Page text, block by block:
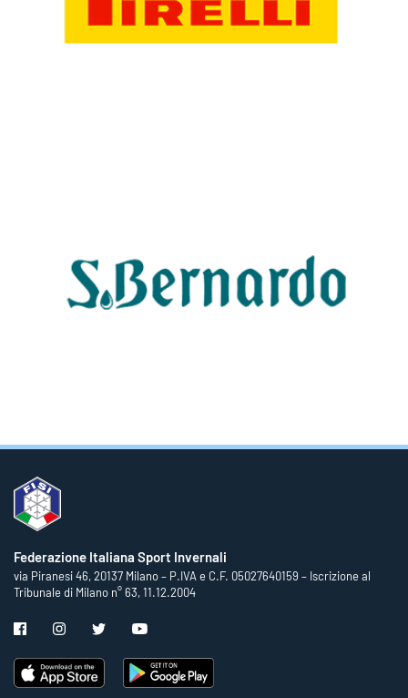
Federazione Italiana Sport Invernali
via Piranesi 46, 20137 Milano – P.IVA e C.F. 05027640159 – Iscrizione al
Tribunale di Milano n° 63, 11.12.2004